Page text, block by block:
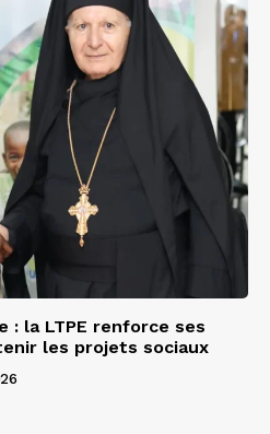
: la LTPE renforce ses
les projets sociaux